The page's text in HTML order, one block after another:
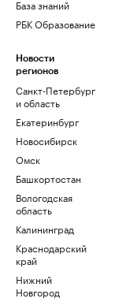
База знаний
РБК Образование
Новости
регионов
Санкт-Петербург
и область
Екатеринбург
Новосибирск
Омск
Башкортостан
Вологодская
область
Калининград
Краснодарский
край
Нижний
Новгород